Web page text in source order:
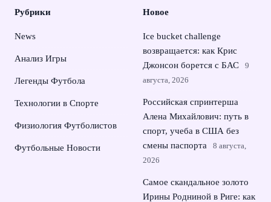
Рубрики
News
Анализ Игры
Легенды Футбола
Технологии в Спорте
Физиология Футболистов
Футбольные Новости
Новое
Ice bucket challenge
возвращается: как Крис
Джонсон борется с БАС
9
августа, 2026
Российская спринтерша
Алена Михайлович: путь в
спорт, учеба в США без
смены паспорта
8 августа,
2026
Самое скандальное золото
Ирины Родниной в Риге: как